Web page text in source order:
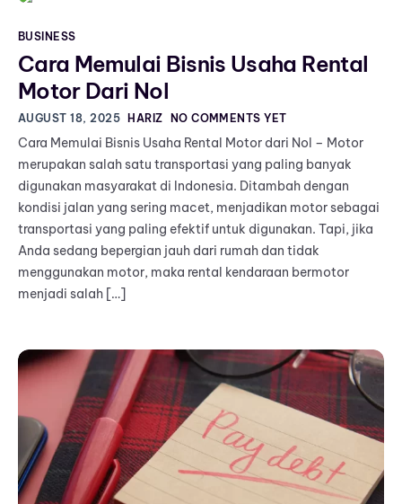
BUSINESS
Cara Memulai Bisnis Usaha Rental
Motor Dari Nol
AUGUST 18, 2025 HARIZ NO COMMENTS YET
Cara Memulai Bisnis Usaha Rental Motor dari Nol – Motor
merupakan salah satu transportasi yang paling banyak
digunakan masyarakat di Indonesia. Ditambah dengan
kondisi jalan yang sering macet, menjadikan motor sebagai
transportasi yang paling efektif untuk digunakan. Tapi, jika
Anda sedang bepergian jauh dari rumah dan tidak
menggunakan motor, maka rental kendaraan bermotor
menjadi salah […]